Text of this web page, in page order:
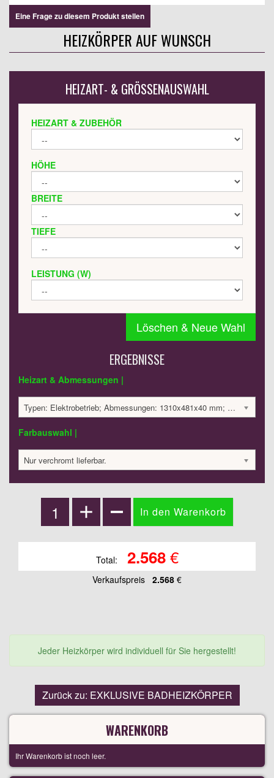
Eine Frage zu diesem Produkt stellen
HEIZKÖRPER AUF WUNSCH
HEIZART- & GRÖSSENAUSWAHL
HEIZART & ZUBEHÖR
HÖHE
BREITE
TIEFE
LEISTUNG (W)
Löschen & Neue Wahl
ERGEBNISSE
Heizart & Abmessungen |
Typen: Elektrobetrieb; Abmessungen: 1310x481x40 mm; 300 Watt:; 2568.42 €
Farbauswahl |
Nur verchromt lieferbar.
Total: 2.568€
Verkaufspreis 2.568 €
Jeder Heizkörper wird individuell für Sie hergestellt!
Zurück zu: EXKLUSIVE BADHEIZKÖRPER
WARENKORB
Ihr Warenkorb ist noch leer.